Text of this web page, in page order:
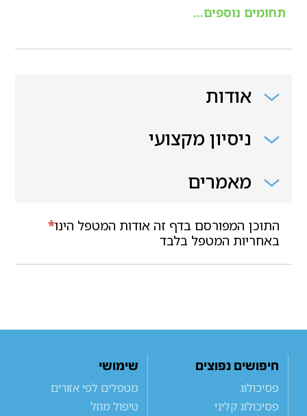
תחומים נוספים...
אודות
ניסיון מקצועי
מאמרים
*התוכן המפורסם בדף זה אודות המטפל הינו
באחריות המטפל בלבד
חיפושים נפוצים
פסיכולוג
פסיכולוג קליני
שימושי
מטפלים לפי אזורים
טיפול מוזל